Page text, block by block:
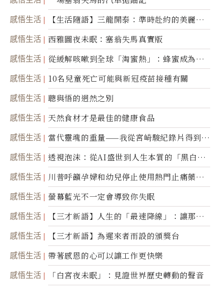
感悟生活
【生活隨語】三龍開泰：準時赴約的美麗震
撼
感悟生活 西雅圖夜未眠：塞翁失馬真實版
感悟生活
從緩解咳嗽到全球「淘蜜熱」：蜂蜜成為健
康產業前沿商品
感悟生活 10名兒童死亡可能與新冠疫苗接種有關
感悟生活 聰與悟的迥然之別
感悟生活 天然食材才是最佳的健康食品
感悟生活
當代靈魂的重量——我從宮崎駿紀錄片得到的
省思
感悟生活
透視泡沫：從AI盛世到人生本質的「黑白一
瞬」
感悟生活
川普呼籲孕婦和幼兒停止使用熱門止痛藥泰
諾
感悟生活 螢幕藍光不一定會導致你失眠
感悟生活
【三才新語】人生的「最速降線」：讓那道
光，帶你滑向自己
感悟生活 【三才新語】為遲來者而設的頒獎台
感悟生活 帶著感恩的心可以讓工作更快樂
感悟生活 「白宮夜未眠」：見證世界歷史轉動的聲音